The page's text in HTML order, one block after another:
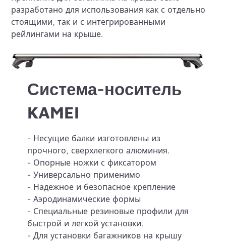
разработано для использования как с отдельно
стоящими, так и с интегрированными
рейлингами на крыше.
Система-носитель
KAMEI
- Несущие балки изготовлены из
прочного, сверхлегкого алюминия.
- Опорные ножки с фиксатором
- Универсально применимо
- Надежное и безопасное крепление
- Аэродинамические формы
- Специальные резиновые профили для
быстрой и легкой установки.
- Для установки багажников на крышу